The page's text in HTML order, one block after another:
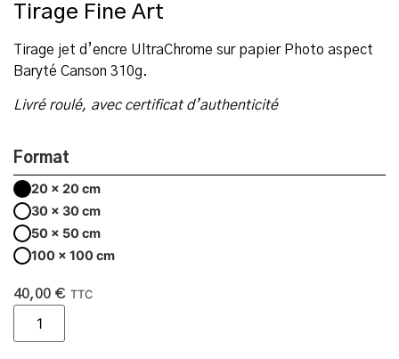
Tirage Fine Art
Tirage jet d’encre UltraChrome sur papier Photo aspect
Baryté Canson 310g.
Livré roulé, avec certificat d’authenticité
Format
20 x 20 cm
30 x 30 cm
50 x 50 cm
100 x 100 cm
40,00 € TTC